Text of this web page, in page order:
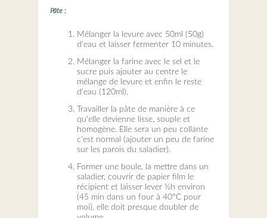
Pâte :
Mélanger la levure avec 50ml (50g)
d'eau et laisser fermenter 10 minutes.
Mélanger la farine avec le sel et le
sucre puis ajouter au centre le
mélange de levure et enfin le reste
d'eau (120ml).
Travailler la pâte de manière à ce
qu'elle devienne lisse, souple et
homogène. Elle sera un peu collante
c'est normal (ajouter un peu de farine
sur les parois du saladier).
Former une boule, la mettre dans un
saladier, couvrir de papier film le
récipient et laisser lever ½h environ
(45 min dans un four à 40°C pour
moi), elle doit presque doubler de